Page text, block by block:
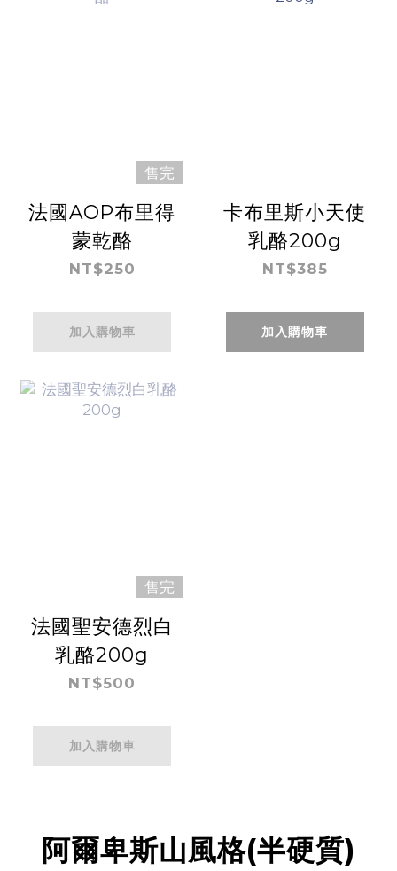
售完
法國AOP布里得
蒙乾酪
NT$250
加入購物車
卡布里斯小天使
乳酪200g
NT$385
加入購物車
售完
法國聖安德烈白
乳酪200g
NT$500
加入購物車
阿爾卑斯山風格(半硬質)